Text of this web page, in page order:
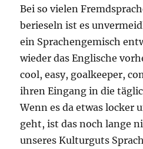
Bei so vielen
berieseln ist es
ein Sprachengemisch
wieder das Englische
cool, easy, goalkeeper,
ihren Eingang in die
Wenn es da etwas locker
geht, ist das noch lange
unseres Kulturguts